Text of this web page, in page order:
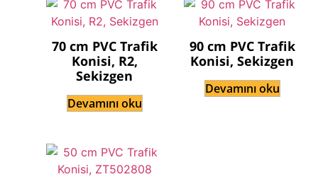
70 cm PVC Trafik
Konisi, R2,
Sekizgen
Devamını oku
90 cm PVC Trafik
Konisi, Sekizgen
Devamını oku